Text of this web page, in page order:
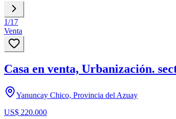
1/17
Venta
Casa en venta, Urbanización.
Yanuncay Chico, Provincia del Azuay
US$ 220.000